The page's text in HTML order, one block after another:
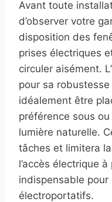
Avant toute
d’observer votre
disposition des
prises électriques
circuler aisément.
pour sa
idéalement être
préférence sous
lumière naturelle.
tâches et limitera
l’accès électrique
indispensable
électroportatifs.